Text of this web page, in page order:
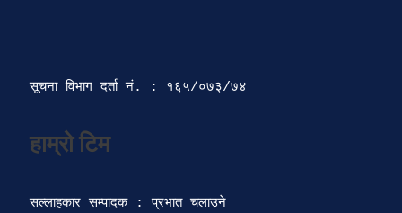
सूचना विभाग दर्ता‍ नं. : १६५/०७३/७४
हाम्रो टिम
सल्लाहकार सम्पादक : प्रभात चलाउने